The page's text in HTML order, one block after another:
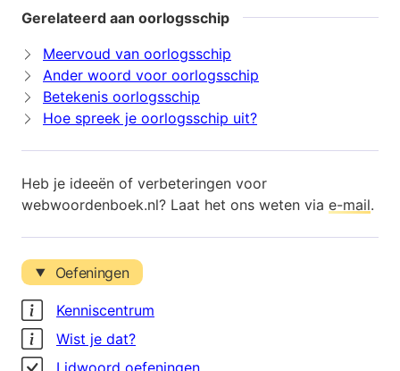
Gerelateerd aan oorlogsschip
Meervoud van oorlogsschip
Ander woord voor oorlogsschip
Betekenis oorlogsschip
Hoe spreek je oorlogsschip uit?
Heb je ideeën of verbeteringen voor
webwoordenboek.nl? Laat het ons weten via e-mail.
Oefeningen
Kenniscentrum
Wist je dat?
Lidwoord oefeningen